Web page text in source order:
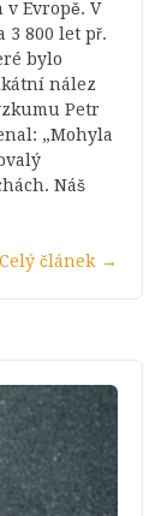
Evropě. V
3 800 let př.
bylo
nález
Petr
„Mohyla
Náš
Celý článek →